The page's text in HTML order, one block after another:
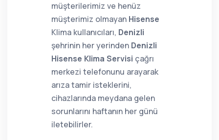
müşterilerimiz ve henüz
müşterimiz olmayan Hisense
Klima kullanıcıları, Denizli
şehrinin her yerinden Denizli
Hisense Klima Servisi çağrı
merkezi telefonunu arayarak
arıza tamir isteklerini,
cihazlarında meydana gelen
sorunlarını haftanın her günü
iletebilirler.